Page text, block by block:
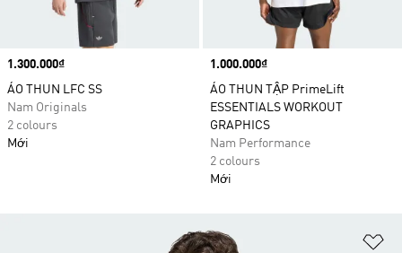
Price
1.300.000₫
ÁO THUN LFC SS
Nam Originals
2 colours
Mới
Price
1.000.000₫
ÁO THUN TẬP PrimeLift
ESSENTIALS WORKOUT
GRAPHICS
Nam Performance
2 colours
Mới